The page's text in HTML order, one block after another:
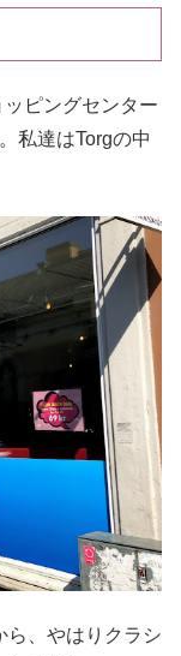
ピングセンター
私達はTorgの中
ら、やはりクラシ